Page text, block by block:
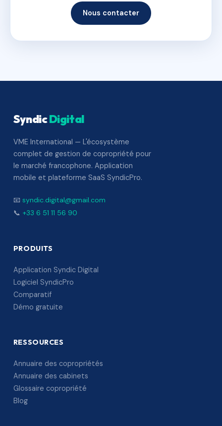
Nous contacter
SyndicDigital
VME International — L'écosystème
complet de gestion de copropriété pour
le marché francophone. Application
mobile et plateforme SaaS SyndicPro.
📧 syndic.digital@gmail.com
📞 +33 6 51 11 56 90
PRODUITS
Application Syndic Digital
Logiciel SyndicPro
Comparatif
Démo gratuite
RESSOURCES
Annuaire des copropriétés
Annuaire des cabinets
Glossaire copropriété
Blog